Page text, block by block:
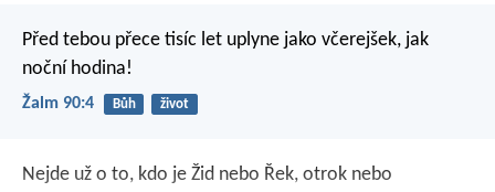
Před tebou přece tisíc let uplyne jako včerejšek, jak
noční hodina!
Žalm 90:4 Bůh život
Nejde už o to, kdo je Žid nebo Řek, otrok nebo